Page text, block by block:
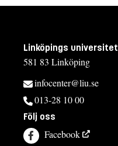
Linköpings universitet
581 83 Linköping
infocenter@liu.se
013-28 10 00
Följ oss
Facebook